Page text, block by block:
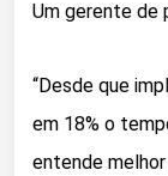
Um gerente de
“Desde que
em 18% o
entende melhor